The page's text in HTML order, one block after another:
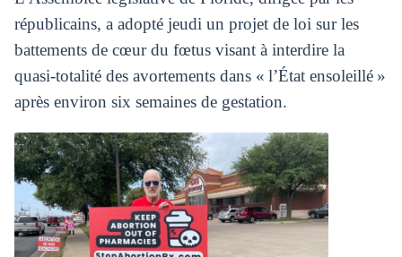
républicains, a adopté jeudi un projet de loi sur les
battements de cœur du fœtus visant à interdire la
quasi-totalité des avortements dans « l’État ensoleillé »
après environ six semaines de gestation.